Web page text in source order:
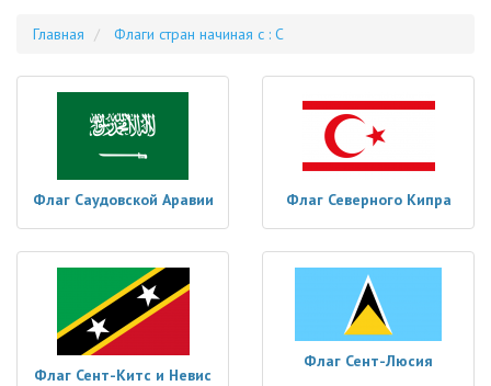
Главная Флаги стран начиная с : С
Флаг Саудовской Аравии Флаг Северного Кипра
Флаг Сент-Китс и Невис
Флаг Сент-Люсия